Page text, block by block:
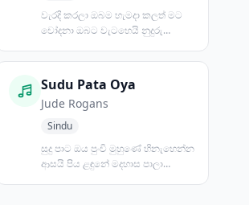
වැරදි කරලා ඔබම හැමදා කලත් මට
චෝදනා ඔබට වැටහෙයි නුදුරු
Sudu Pata Oya
Jude Rogans
Sindu
සුදු පාට ඔය පුංචි මුහුණේ හිනැහෙන්න
ආසයි පිය ළඳුනේ මදහාස පාලා